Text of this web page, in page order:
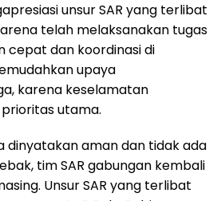
unsur SAR yang terlibat
telah melaksanakan tugas
cepat dan koordinasi di
upaya
karena keselamatan
utama.
dinyatakan aman dan tidak ada
tim SAR gabungan kembali
Unsur SAR yang terlibat